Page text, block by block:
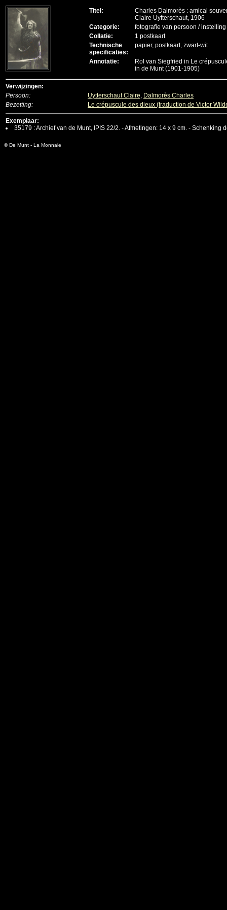
Titel:
Charles Dalmorès : amical
Claire Uytterschaut, 1906
Categorie:
fotografie van persoon / instelling
Collatie:
1 postkaart
Technische
specificaties:
papier, postkaart, zwart-wit
Annotatie:
Rol van Siegfried in Le
in de Munt (1901-1905)
Verwijzingen:
Persoon:
Uytterschaut Claire, Dalmorès Charles
Bezetting:
Le crépuscule des dieux (traduction de Victor
Exemplaar:
35179 : Archief van de Munt, IPIS 22/2. - Afmetingen: 14 x 9 cm. - Schenking
© De Munt - La Monnaie